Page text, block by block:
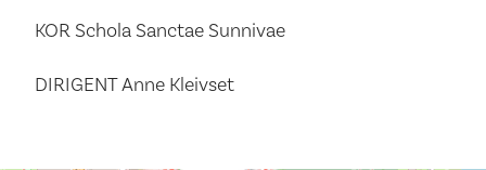
KOR Schola Sanctae Sunnivae
DIRIGENT Anne Kleivset